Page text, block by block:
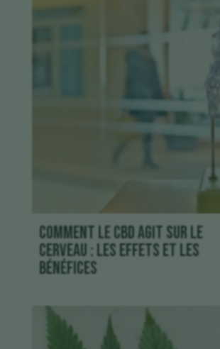
Comment le CBD agit sur le
cerveau : les effets et les
bénéfices